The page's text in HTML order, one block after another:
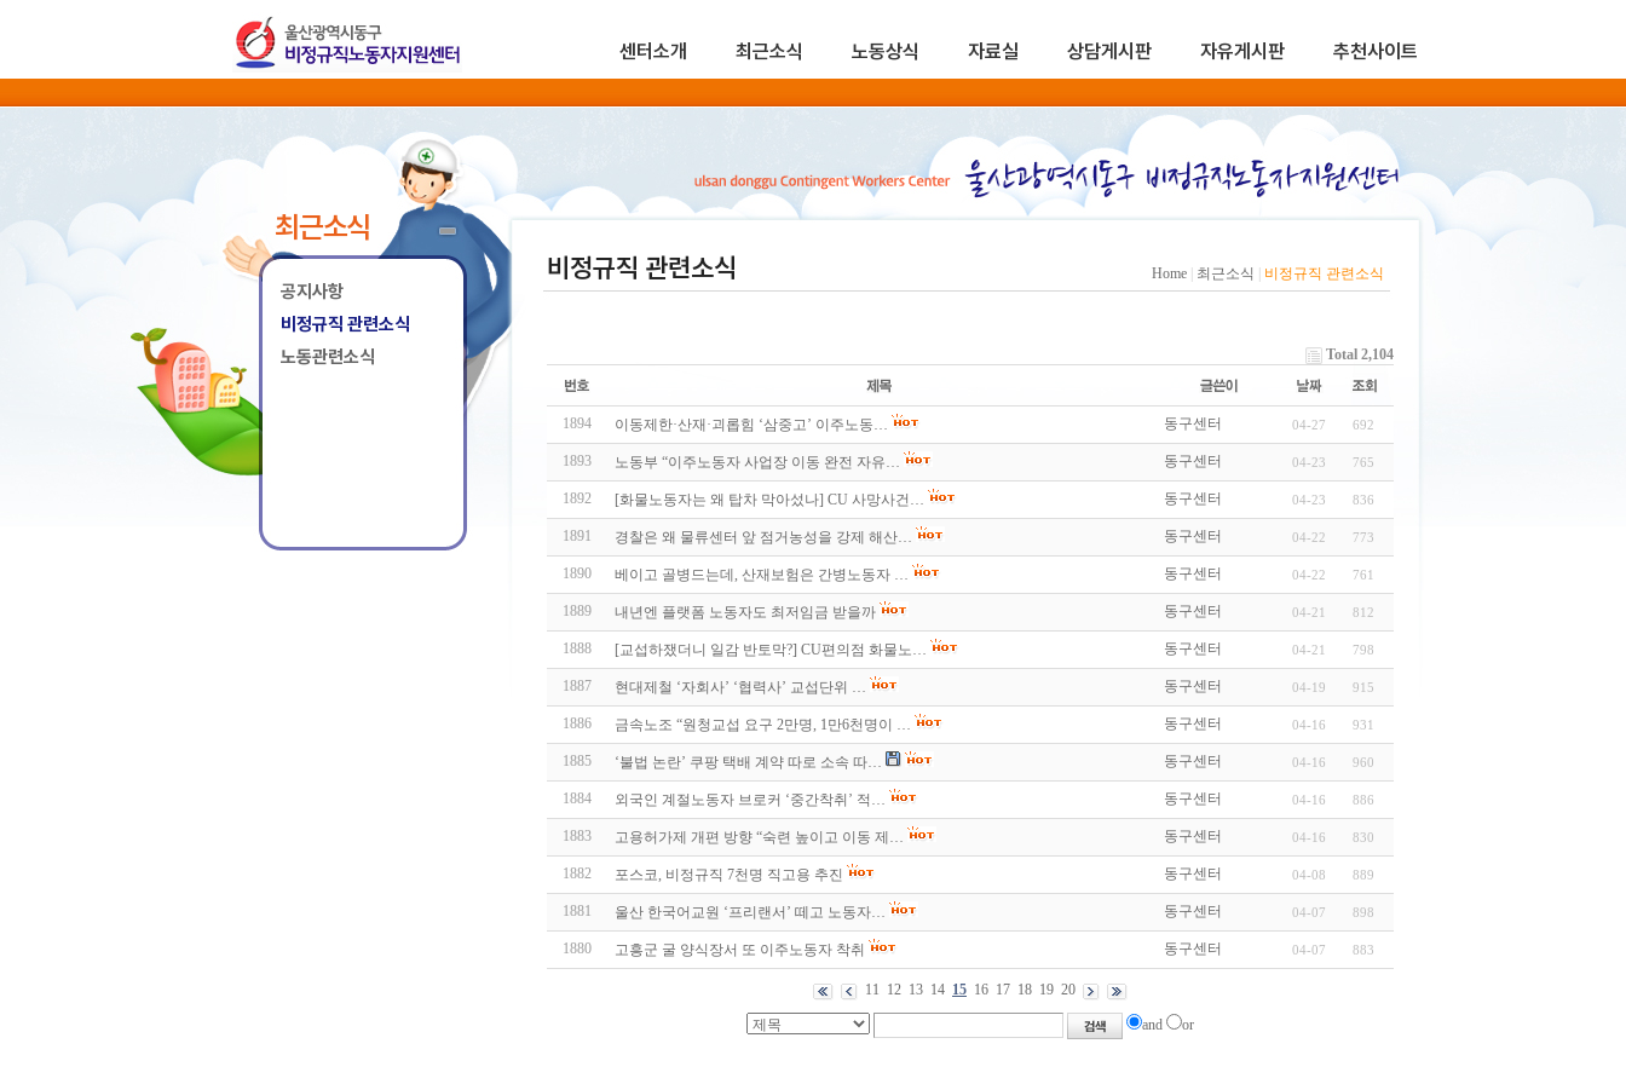
센터소개 최근소식 노동상식 자료실 상담게시판 자유게시판 추천사이트
최근소식
공지사항
비정규직 관련소식
노동관련소식
비정규직 관련소식 Home 최근소식 비정규직 관련소식
Total 2,104
1894 이동제한·산재·괴롭힘 ‘삼중고’ 이주노동… 동구센터 04-27 692
1893 노동부 “이주노동자 사업장 이동 완전 자유… 동구센터 04-23 765
1892 [화물노동자는 왜 탑차 막아섰나] CU 사망사건… 동구센터 04-23 836
1891 경찰은 왜 물류센터 앞 점거농성을 강제 해산… 동구센터 04-22 773
1890 베이고 골병드는데, 산재보험은 간병노동자 … 동구센터 04-22 761
1889 내년엔 플랫폼 노동자도 최저임금 받을까 동구센터 04-21 812
1888 [교섭하쟀더니 일감 반토막?] CU편의점 화물노… 동구센터 04-21 798
1887 현대제철 ‘자회사’ ‘협력사’ 교섭단위 … 동구센터 04-19 915
1886 금속노조 “원청교섭 요구 2만명, 1만6천명이 … 동구센터 04-16 931
1885 ‘불법 논란’ 쿠팡 택배 계약 따로 소속 따… 동구센터 04-16 960
1884 외국인 계절노동자 브로커 ‘중간착취’ 적… 동구센터 04-16 886
1883 고용허가제 개편 방향 “숙련 높이고 이동 제… 동구센터 04-16 830
1882 포스코, 비정규직 7천명 직고용 추진 동구센터 04-08 889
1881 울산 한국어교원 ‘프리랜서’ 떼고 노동자… 동구센터 04-07 898
1880 고흥군 굴 양식장서 또 이주노동자 착취 동구센터 04-07 883
11 12 13 14 15 16 17 18 19 20
and or